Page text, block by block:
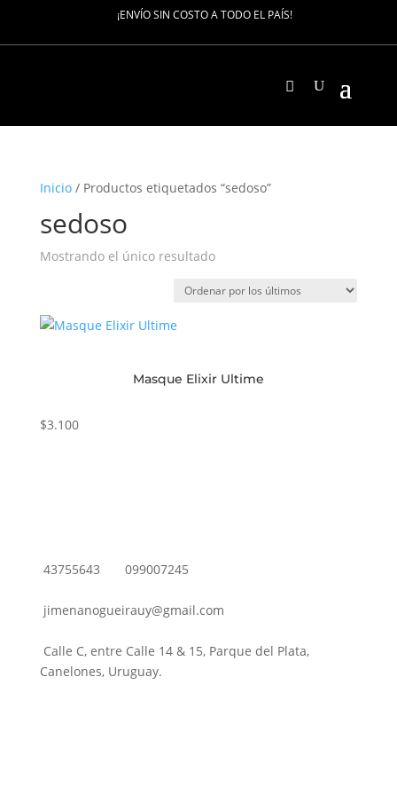
¡ENVÍO SIN COSTO A TODO EL PAÍS!
Inicio/ Productos etiquetados “sedoso”
sedoso
Mostrando el único resultado
Masque Elixir Ultime
$3.100
43755643 099007245
jimenanogueirauy@gmail.com
Calle C, entre Calle 14 & 15, Parque del Plata,
Canelones, Uruguay.